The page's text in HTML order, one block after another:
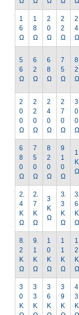
1
6
Ω
1
8
Ω
2
0
Ω
2
2
Ω
2
4
Ω
5
6
Ω
6
2
Ω
6
8
Ω
7
5
Ω
8
2
Ω
2
0
0
Ω
2
2
0
Ω
2
4
0
Ω
2
7
0
Ω
3
0
0
Ω
6
8
0
Ω
7
5
0
Ω
8
2
0
Ω
9
1
0
Ω
1
K
Ω
2.
4
K
Ω
2.
7
K
Ω
3
K
Ω
3.
3
K
Ω
3.
6
K
Ω
8.
2
K
Ω
9.
1
K
Ω
1
0
K
Ω
1
1
K
Ω
1
2
K
Ω
3
0
K
3
3
K
3
6
K
3
9
K
4
3
K